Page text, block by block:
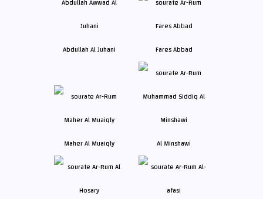
Abdullah Al Juhani Fares Abbad
Maher Al Muaiqly Al Minshawi